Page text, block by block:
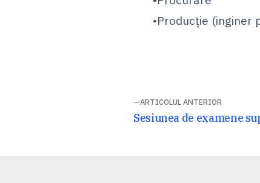
•Producție (inginer
ARTICOLUL ANTERIOR
Articolul
Sesiunea de examene